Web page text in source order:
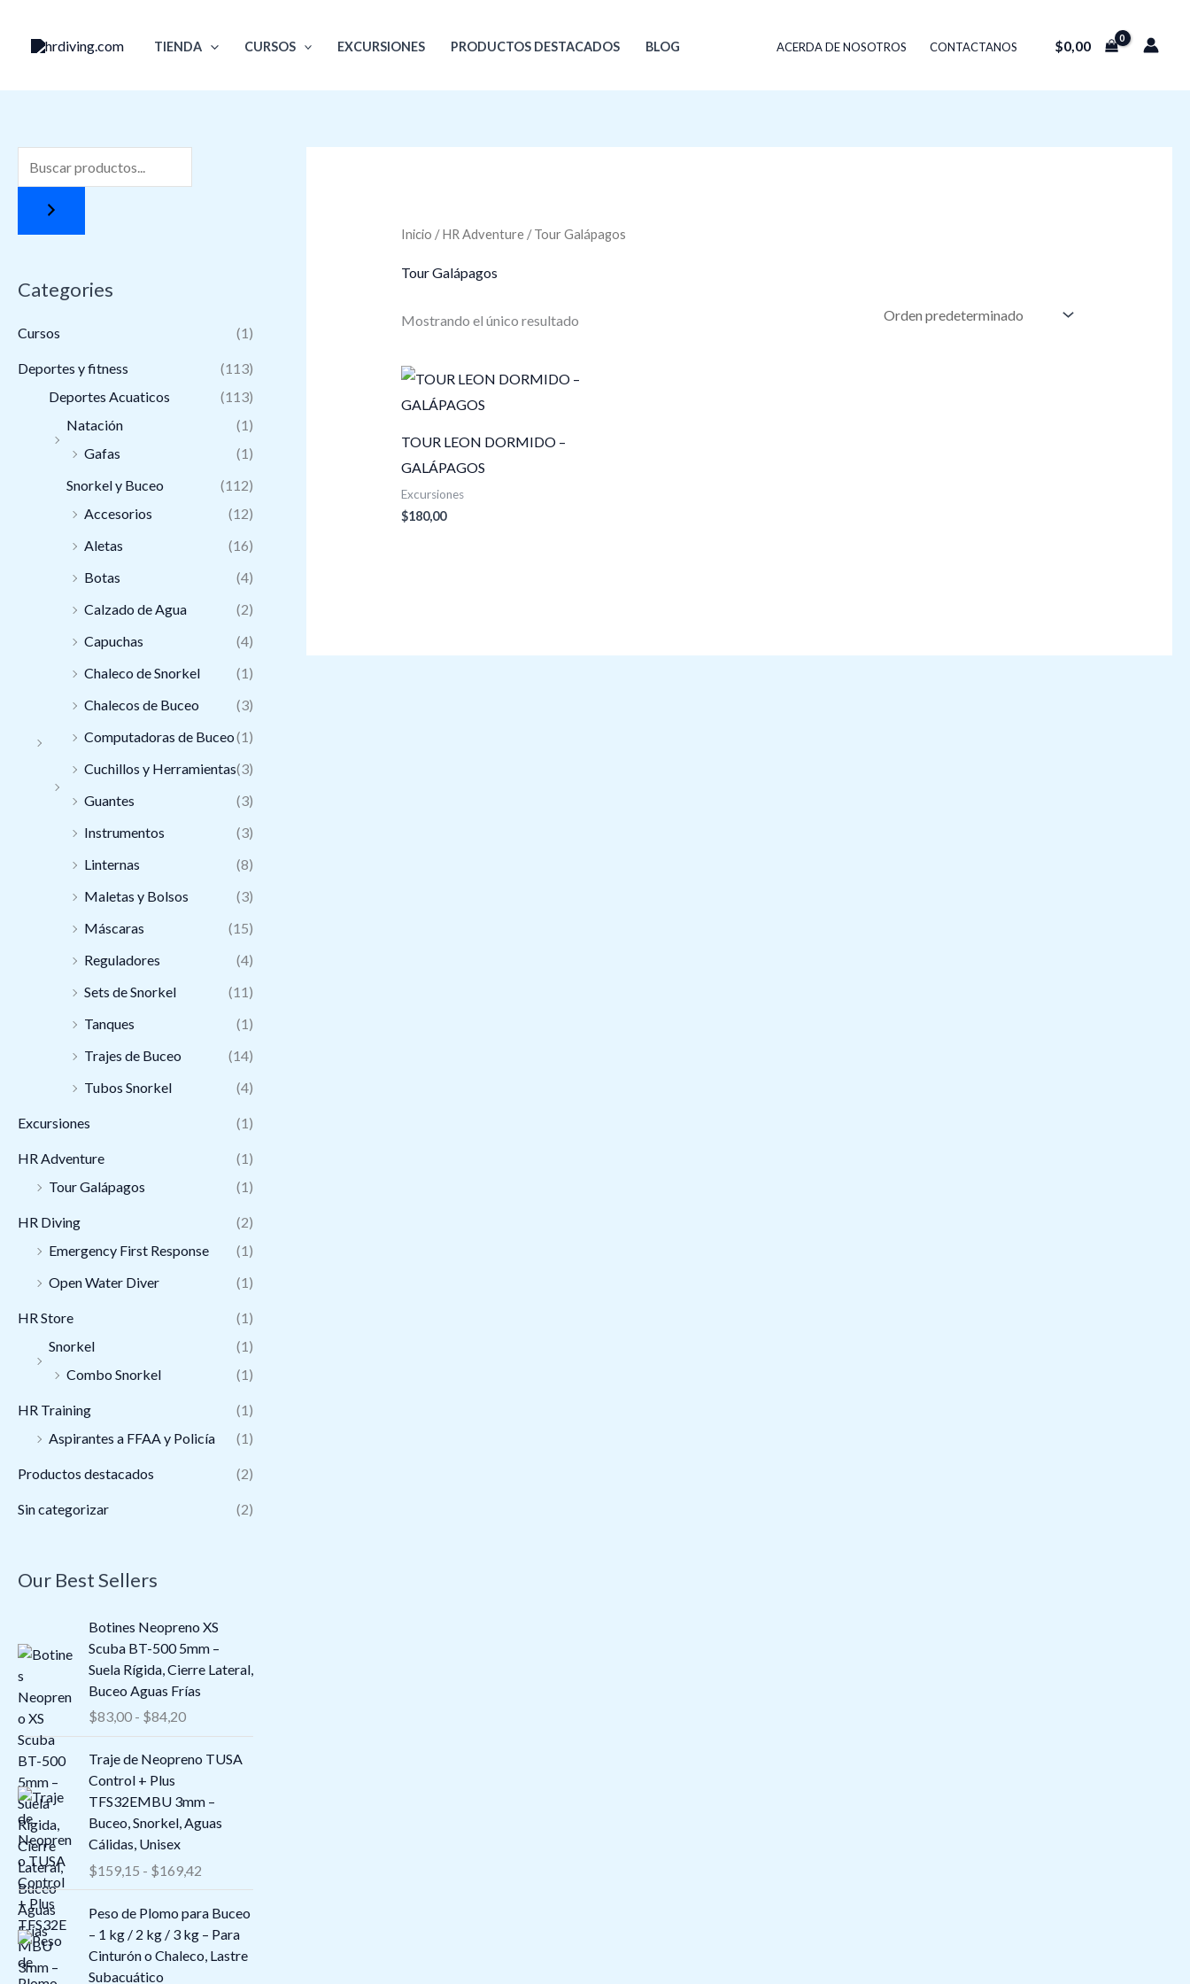
TIENDA CURSOS EXCURSIONES PRODUCTOS DESTACADOS BLOG ACERDA DE NOSOTROS CONTACTANOS $0,00
Categories
Cursos (1)
Deportes y fitness
(113)
Deportes Acuaticos
(113)
Natación
(1)
Gafas
(1)
Snorkel y Buceo
(112)
Accesorios
(12)
Aletas
(16)
Botas
(4)
Calzado de Agua
(2)
Capuchas
(4)
Chaleco de Snorkel
(1)
Chalecos de Buceo
(3)
Computadoras de Buceo(1)
Cuchillos y Herramientas(3)
Guantes
(3)
Instrumentos
(3)
Linternas
(8)
Maletas y Bolsos
(3)
Máscaras
(15)
Reguladores
(4)
Sets de Snorkel
(11)
Tanques
(1)
Trajes de Buceo
(14)
Tubos Snorkel
(4)
Excursiones (1)
HR Adventure
(1)
Tour Galápagos
(1)
HR Diving
(2)
Emergency First Response
(1)
Open Water Diver
(1)
HR Store
(1)
Snorkel
(1)
Combo Snorkel
(1)
HR Training
(1)
Aspirantes a FFAA y Policía
(1)
Productos destacados (2)
Sin categorizar (2)
Our Best Sellers
Botines Neopreno XS
Scuba BT-500 5mm –
Suela Rígida, Cierre Lateral,
Buceo Aguas Frías
$83,00 - $84,20d
p
e
c
o
s
:
d
e
Traje de Neopreno TUSA
Control + Plus
TFS32EMBU 3mm –
Buceo, Snorkel, Aguas
Cálidas, Unisex
$159,15 - $169,42
r
e
c
Peso de Plomo para Buceo
– 1 kg / 2 kg / 3 kg – Para
Cinturón o Chaleco, Lastre
Subacuático
Inicio /HR Adventure/ Tour Galápagos
Tour Galápagos
Mostrando el único resultado
TOUR LEON DORMIDO –
GALÁPAGOS
Excursiones
$180,00